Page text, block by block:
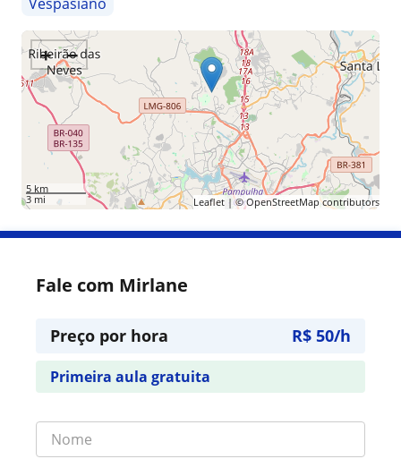
+ −
5 km
3 mi
Leaflet| ©OpenStreetMapcontributors
Fale com Mirlane
Preço por hora R$ 50/h
Primeira aula gratuita